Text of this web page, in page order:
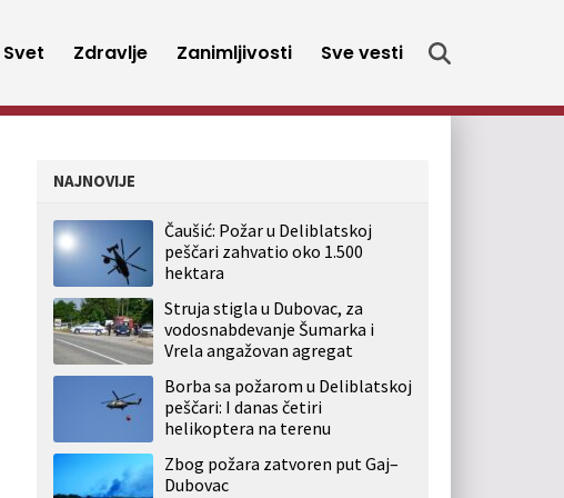
Svet Zdravlje Zanimljivosti Sve vesti
NAJNOVIJE
Čaušić: Požar u Deliblatskoj
peščari zahvatio oko 1.500
hektara
Struja stigla u Dubovac, za
vodosnabdevanje Šumarka i
Vrela angažovan agregat
Borba sa požarom u Deliblatskoj
peščari: I danas četiri
helikoptera na terenu
Zbog požara zatvoren put Gaj–
Dubovac